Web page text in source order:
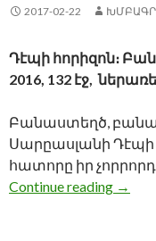
2017-02-22
Դէպի հորիզոն։
2016, 132 էջ,
Բանաստեղծ,
Սարըասլանի Դէպի
հատորը իր
Continue reading →